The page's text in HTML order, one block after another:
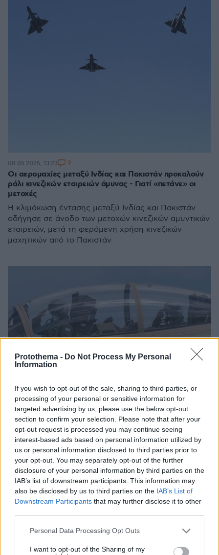
Protothema - Do Not Process My Personal
Information
If you wish to opt-out of the sale, sharing to third parties, or
processing of your personal or sensitive information for
targeted advertising by us, please use the below opt-out
section to confirm your selection. Please note that after your
opt-out request is processed you may continue seeing
interest-based ads based on personal information utilized by
us or personal information disclosed to third parties prior to
your opt-out. You may separately opt-out of the further
disclosure of your personal information by third parties on the
IAB’s list of downstream participants. This information may
also be disclosed by us to third parties on the IAB’s List of
Downstream Participants that may further disclose it to other
Please note that this website/app uses one or more Google
not limited to your visit or usage behaviour. You may click to
Personal Data Processing Opt Outs
I want to opt-out of the Sharing of my
Οι αερομαχίες μεταξύ Ινδίας και Πακιστάν προκαλούν
ράλι κινεζικών εταιρειών άμυνας - Γιατί «πετάνε» οι
μετοχές
Η κλιμάκωση έντασης μεταξύ Ινδίας και Πακιστάν
οδήγησε σε άνοδο των μετοχών κινεζικών αμυντικών
εταιρειών, μετά τη φερόμενη χρήση κινεζικών
μαχητικών από το Πακιστάν
08.05.2025, 13:23 9
Τουρκικά και ισραηλινά μαχητικά απέφυγαν την
τελευταία στιγμή την εμπλοκή πάνω από τη Δαμασκό
Την ώρα που τα ισραηλινά μαχητικά βομβάρδιζαν τη
Δαμασκό, τουρκικά F-16 έφτασαν στην ίδια περιοχή
για αναγνώριση και έστειλαν προειδοποιητικά σήματα
για να αποφευχθεί η εμπλοκή
06.05.2025, 10:59 164